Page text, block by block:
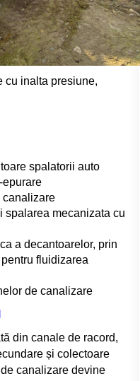
cu inalta presiune,
spalatorii auto
canalizare
spalarea mecanizata cu
a decantoarelor, prin
fluidizarea
de canalizare
din canale de racord,
și colectoare
canalizare devine